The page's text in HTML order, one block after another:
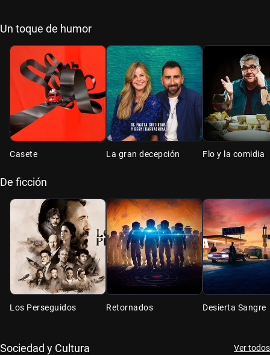
Un toque de humor
Casete La gran decepción Flo y la comidia
De ficción
Los Perseguidos Retornados Desierta Sangre
Sociedad y Cultura Ver todos